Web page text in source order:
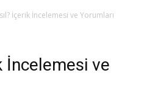
İçerik İncelemesi ve Yorumları
İncelemesi ve